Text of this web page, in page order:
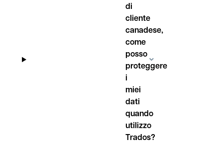
di
cliente
canadese,
come
posso
proteggere
i
miei
dati
quando
utilizzo
Trados?